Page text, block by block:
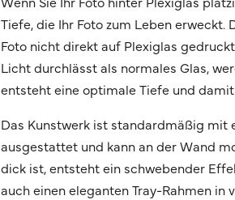
Tiefe, die Ihr Foto zum Leben
Foto nicht direkt auf Plexiglas
Licht durchlässt als normales Glas,
entsteht eine optimale Tiefe und
Das Kunstwerk ist standardmäßig
ausgestattet und kann an der Wand
dick ist, entsteht ein schwebender
auch einen eleganten Tray-Rahmen in